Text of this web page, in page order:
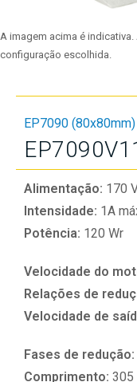
A imagem acima é
configuração escolhida.
EP7090 (80x80mm)
Alimentação: 170
Intensidade: 1A
Potência: 120 Wr
Velocidade do
Relações de
Velocidade de
Fases de redução:
Comprimento: 305